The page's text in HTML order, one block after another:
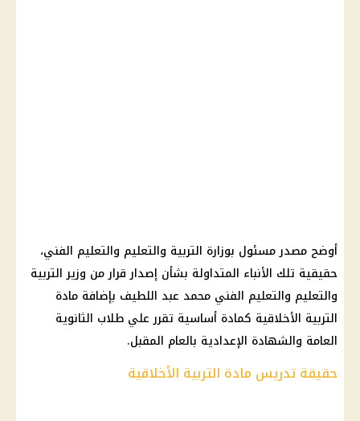
أوضح مصدر مسئول بوزارة التربية والتعليم والتعليم الفني،
حقيقية تلك الأنباء المتداولة بشأن إصدارقرارمن وزير التربية
والتعليم والتعليم الفني محمد عبد اللطيف بإضافة مادة
التربية الأخلاقية كمادة أساسية تقرر علي طلاب الثانوية
العامة والشهادة الإعدادية بالعام المقبل.
حقيقة تدريس مادة التربية الأخلاقية